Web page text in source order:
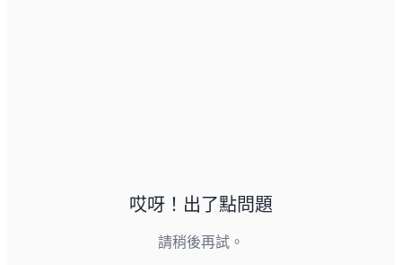
哎呀！出了點問題
請稍後再試。